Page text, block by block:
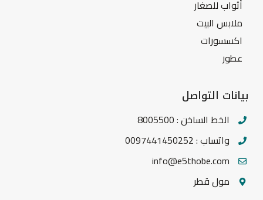
أثواب للصغار
ملابس البيت
اكسسورات
عطور
بيانات التواصل
الخط الساخن : 8005500
واتساب : 0097441450252
info@e5thobe.com
مول قطر